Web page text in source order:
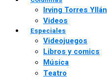
Irving Torres Yllán
Videos
Especiales
Videojuegos
Libros y comics
Música
Teatro